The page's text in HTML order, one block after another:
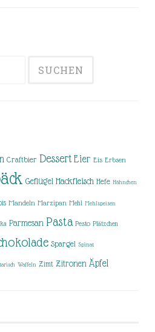
Craftbier Dessert Eier Eis Erbsen
Geflügel Hackfleisch Hefe Hähnchen
Mandeln Marzipan Mehl Mehlspeisen
Parmesan Pasta Pesto Plätzchen
Spargel Spinat
Waffeln Zimt Zitronen Äpfel